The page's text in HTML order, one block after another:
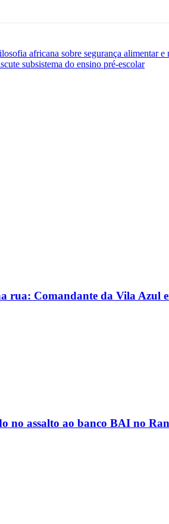
africana sobre segurança alimentar e
subsistema do ensino pré-escolar
rua: Comandante da Vila Azul
no assalto ao banco BAI no